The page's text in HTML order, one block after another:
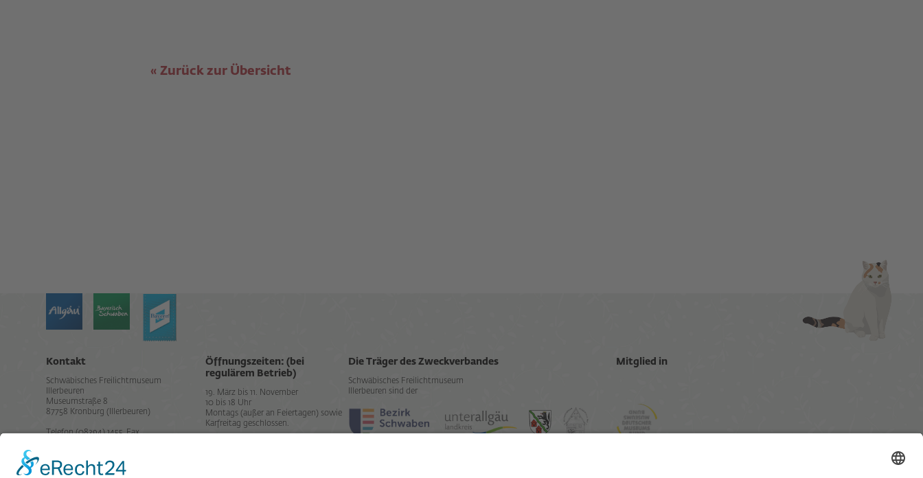
Zurück zur Übersicht
Kontakt
Schwäbisches Freilichtmuseum
Illerbeuren
Museumstraße 8
87758 Kronburg (Illerbeuren)
Telefon (08394) 1455, Fax
Öffnungszeiten: (bei
regulärem Betrieb)
19. März bis 11. November
10 bis 18 Uhr
Montags (außer an Feiertagen) sowie
Karfreitag geschlossen.
Die Träger des Zweckverbandes
Schwäbisches Freilichtmuseum
Illerbeuren sind der
Mitglied in
Impressum